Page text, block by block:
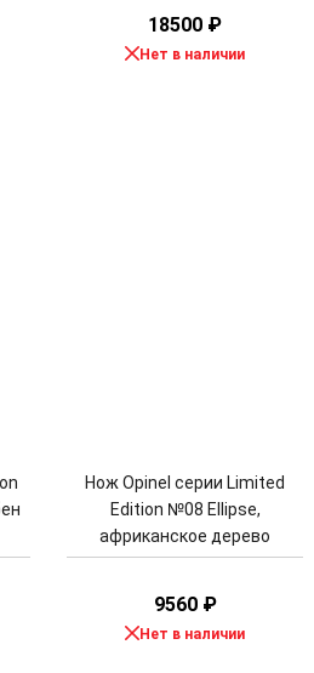
18500 ₽
Нет в наличии
Нож Opinel серии Limited
Edition №08 Ellipse,
африканское дерево
9560 ₽
Нет в наличии